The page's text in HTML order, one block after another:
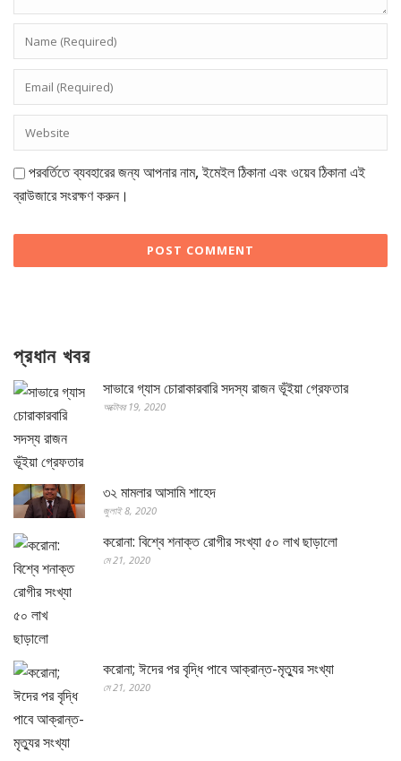
পরবর্তিতে ব্যবহারের জন্য আপনার নাম, ইমেইল ঠিকানা এবং ওয়েব ঠিকানা এই
ব্রাউজারে সংরক্ষণ করুন।
প্রধান খবর
সাভারে গ্যাস চোরাকারবারি সদস্য রাজন ভূঁইয়া গ্রেফতার
অক্টোবর 19, 2020
৩২ মামলার আসামি শাহেদ
জুলাই 8, 2020
করোনা: বিশ্বে শনাক্ত রোগীর সংখ্যা ৫০ লাখ ছাড়ালো
মে 21, 2020
করোনা; ঈদের পর বৃদ্ধি পাবে আক্রান্ত-মৃত্যুর সংখ্যা
মে 21, 2020